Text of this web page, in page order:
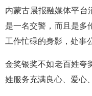
内蒙古晨报融媒体平台
是一名交警，而且是多
工作忙碌的身影，处事
金奖银奖不如老百姓夸
姓服务充满良心、爱心